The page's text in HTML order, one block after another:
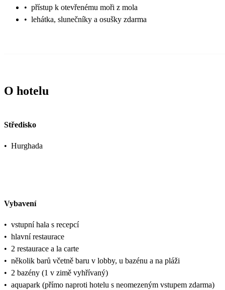
• přístup k otevřenému moři z mola
• lehátka, slunečníky a osušky zdarma
O hotelu
Středisko
• Hurghada
Vybavení
• vstupní hala s recepcí
• hlavní restaurace
• 2 restaurace a la carte
• několik barů včetně baru v lobby, u bazénu a na pláži
• 2 bazény (1 v zimě vyhřívaný)
• aquapark (přímo naproti hotelu s neomezeným vstupem zdarma)